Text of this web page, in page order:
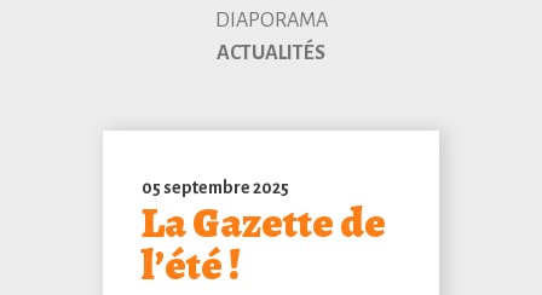
DIAPORAMA
ACTUALITÉS
05 septembre 2025
La Gazette de
l’été !